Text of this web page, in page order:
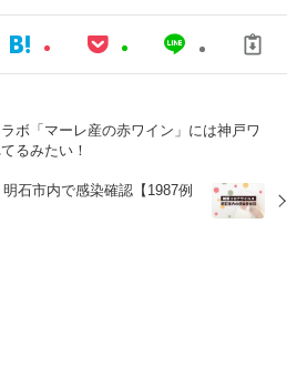
ボ「マーレ産の赤ワイン」には神戸ワ
るみたい！
明石市内で感染確認【1987例